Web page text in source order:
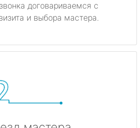
договариваемся с
и выбора мастера.